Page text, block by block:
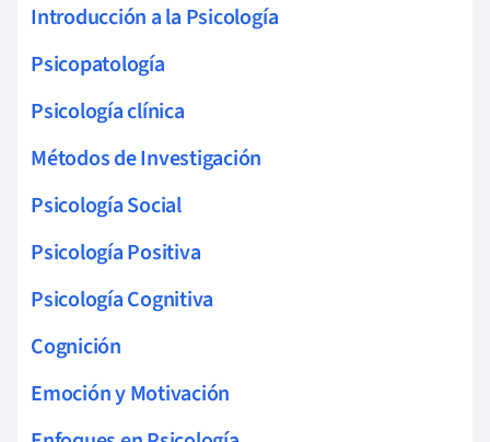
Introducción a la Psicología
Psicopatología
Psicología clínica
Métodos de Investigación
Psicología Social
Psicología Positiva
Psicología Cognitiva
Cognición
Emoción y Motivación